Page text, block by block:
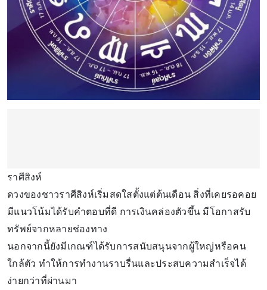
ราศีสิงห์
ดวงของชาวราศีสิงห์เริ่มสดใสตั้งแต่ต้นเดือน สิ่งที่เคยรอคอย
มีแนวโน้มได้รับคำตอบที่ดี การเงินคล่องตัวขึ้น มีโอกาสรับ
ทรัพย์จากหลายช่องทาง
นอกจากนี้ยังมีเกณฑ์ได้รับการสนับสนุนจากผู้ใหญ่หรือคน
ใกล้ตัว ทำให้การทำงานราบรื่นและประสบความสำเร็จได้
ง่ายกว่าที่ผ่านมา